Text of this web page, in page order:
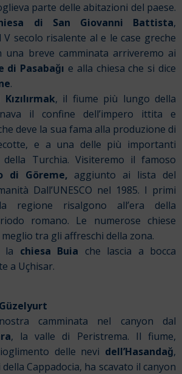
parte delle abitazioni del paese.
di San Giovanni Battista,
secolo risalente al e le case greche
una breve camminata arriveremo ai
di Pasabağı e alla chiesa che si dice
.
Kızılırmak, il fiume più lungo della
il confine dell’impero ittita e
deve la sua fama alla produzione di
e a una delle più importanti
Turchia. Visiteremo il famoso
di Göreme, aggiunto ai lista del
Dall’UNESCO nel 1985. I primi
regione risalgono all’era della
romano. Le numerose chiese
tra gli affreschi della zona.
la chiesa Buia che lascia a bocca
a Uçhisar.
camminata nel canyon dal
, la valle di Peristrema. Il fiume,
delle nevi dell’Hasandağ,
Cappadocia, ha scavato il canyon